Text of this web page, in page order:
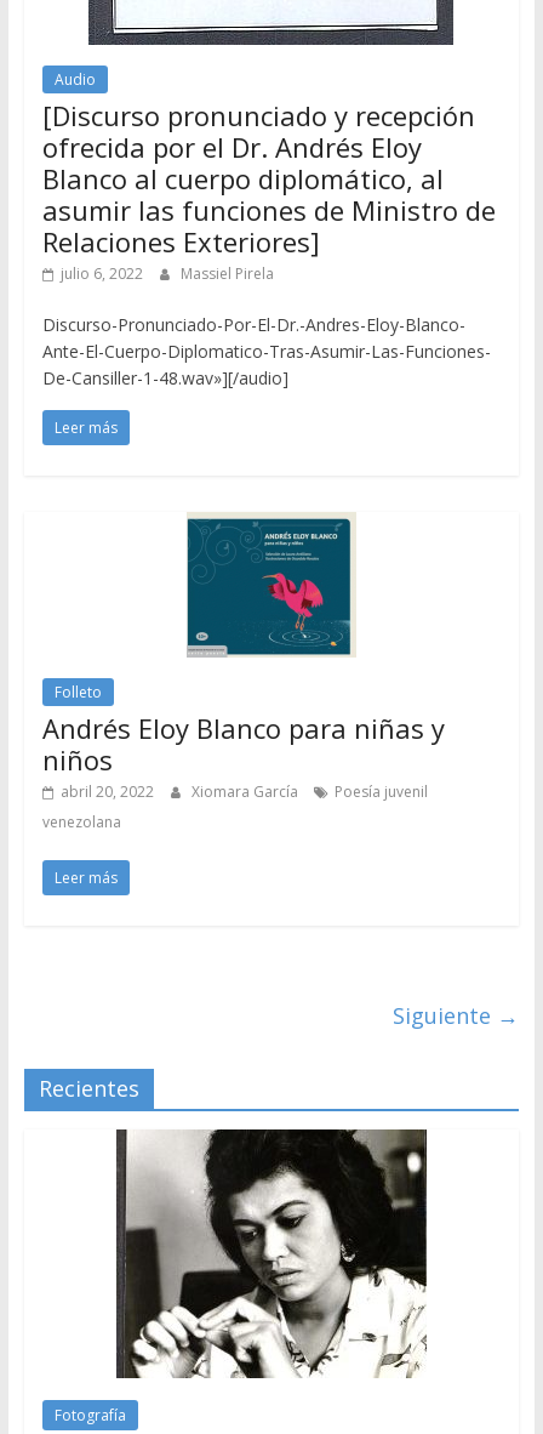
Audio
[Discurso pronunciado y recepción
ofrecida por el Dr. Andrés Eloy
Blanco al cuerpo diplomático, al
asumir las funciones de Ministro de
Relaciones Exteriores]
julio 6, 2022 Massiel Pirela
Discurso-Pronunciado-Por-El-Dr.-Andres-Eloy-Blanco-
Ante-El-Cuerpo-Diplomatico-Tras-Asumir-Las-Funciones-
De-Cansiller-1-48.wav»][/audio]
Leer más
Folleto
Andrés Eloy Blanco para niñas y
niños
abril 20, 2022 Xiomara García
Poesía juvenil
venezolana
Leer más
Siguiente →
Recientes
Fotografía